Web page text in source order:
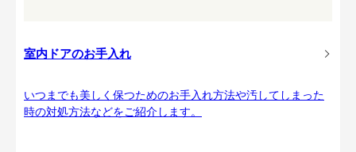
室内ドアのお手入れ
いつまでも美しく保つためのお手入れ方法や汚してしまった
時の対処方法などをご紹介します。